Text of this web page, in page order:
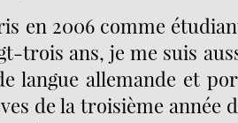
en 2006 comme
trois ans, je me suis
langue allemande et
de la troisième année